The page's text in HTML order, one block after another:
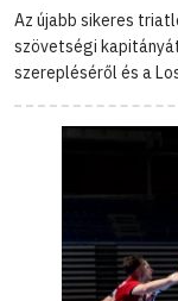
Az újabb sikeres
szövetségi
szerepléséről és a